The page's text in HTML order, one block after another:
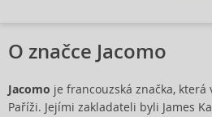
O značce Jacomo
Jacomo je francouzská značka, která
Paříži. Jejími zakladateli byli James